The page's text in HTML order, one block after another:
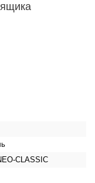
CLASSIC